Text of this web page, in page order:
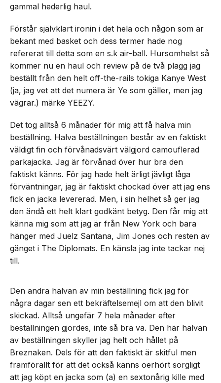
gammal hederlig haul.
Förstår självklart ironin i det hela och någon som är
bekant med basket och dess termer hade nog
refererat till detta som en s.k air-ball. Hursomhelst så
kommer nu en haul och review på de två plagg jag
beställt från den helt off-the-rails tokiga Kanye West
(ja, jag vet att det numera är Ye som gäller, men jag
vägrar.) märke YEEZY.
Det tog alltså 6 månader för mig att få halva min
beställning. Halva beställningen består av en faktiskt
väldigt fin och förvånadsvärt välgjord camouflerad
parkajacka. Jag är förvånad över hur bra den
faktiskt känns. För jag hade helt ärligt jävligt låga
förväntningar, jag är faktiskt chockad över att jag ens
fick en jacka levererad. Men, i sin helhet så ger jag
den ändå ett helt klart godkänt betyg. Den får mig att
känna mig som att jag är från New York och bara
hänger med Juelz Santana, Jim Jones och resten av
gänget i The Diplomats. En känsla jag inte tackar nej
till.
Den andra halvan av min beställning fick jag för
några dagar sen ett bekräftelsemejl om att den blivit
skickad. Alltså ungefär 7 hela månader efter
beställningen gjordes, inte så bra va. Den här halvan
av beställningen skyller jag helt och hållet på
Breznaken. Dels för att den faktiskt är skitful men
framförallt för att det också känns oerhört sorgligt
att jag köpt en jacka som (a) en sextonårig kille med